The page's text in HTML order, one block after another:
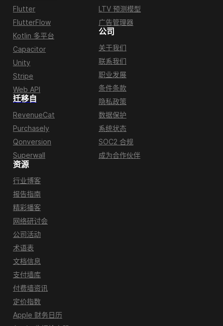
迁移自
RevenueCat
Purchasely
Qonversion
Superwall
Flutter
FlutterFlow
Kotlin 多平台
Capacitor
Unity
Stripe
Web API
资源
行业博客
报告指南
精彩播客
网络研讨会
公司活动
术语表
文档信息
支付墙库
付费墙资讯
定价指数
Apple 财务日历
LTV 预测模型
广告管理器
公司
关于我们
联系我们
职业发展
条件条款
隐私政策
数据保护
系统状态
SOC2 合规
成为合作伙伴